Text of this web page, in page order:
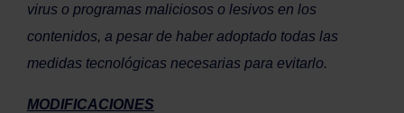
virus o programas maliciosos o lesivos en los
contenidos, a pesar de haber adoptado todas las
medidas tecnológicas necesarias para evitarlo.
MODIFICACIONES